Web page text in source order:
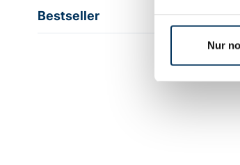
Nur
Bestseller